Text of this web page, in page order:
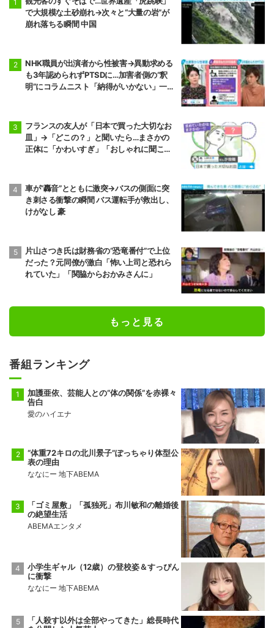
で大規模な土砂崩れ→次々と“大量の岩”が
崩れ落ちる瞬間 中国
NHK職員が出演者から性被害→異動求める
も3年認められずPTSDに…加害者側の“釈
明”にコラムニスト「納得がいかない」一方
フランスの友人が「日本で買った大切なお
皿」→「どこの？」と聞いたら…まさかの
正体に「かわいすぎ」「おしゃれに聞こえ
車が“轟音”とともに激突→バスの側面に突
き刺さる衝撃の瞬間 バス運転手が救出し、
けがなし 豪
片山さつき氏は財務省の“恐竜番付”で上位
だった？元同僚が激白「怖い上司と恐れら
れていた」「関脇からおかみさんに」
もっと見る
番組ランキング
加護亜依、芸能人との“体の関係”を赤裸々
告白
愛のハイエナ
“体重72キロの北川景子”ぽっちゃり体型公
表の理由
ななにー 地下ABEMA
「ゴミ屋敷」「孤独死」布川敏和の離婚後
の絶望生活
ABEMAエンタメ
小学生ギャル（12歳）の登校姿＆すっぴん
に衝撃
ななにー 地下ABEMA
「人殺す以外は全部やってきた」総長時代